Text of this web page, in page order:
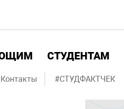
СТУДЕНТАМ
Контакты #СТУДФАКТЧЕК